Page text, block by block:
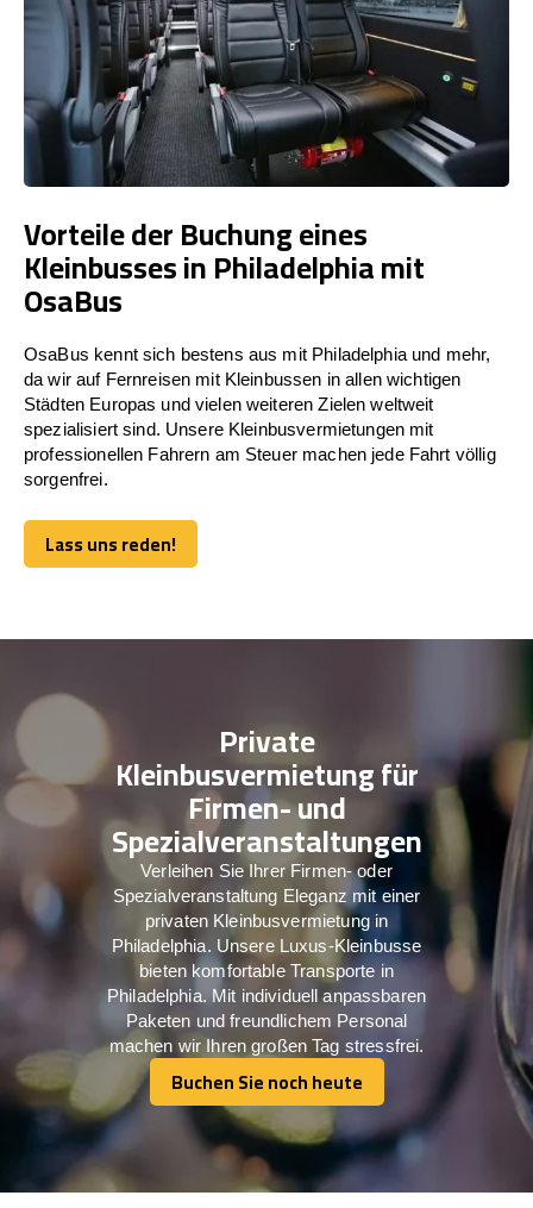
Vorteile der Buchung eines
Kleinbusses in Philadelphia mit
OsaBus
OsaBus kennt sich bestens aus mit Philadelphia und mehr,
da wir auf Fernreisen mit Kleinbussen in allen wichtigen
Städten Europas und vielen weiteren Zielen weltweit
spezialisiert sind. Unsere Kleinbusvermietungen mit
professionellen Fahrern am Steuer machen jede Fahrt völlig
sorgenfrei.
Lass uns reden!
Lass uns reden!
Private
Kleinbusvermietung für
Firmen- und
Spezialveranstaltungen
Verleihen Sie Ihrer Firmen- oder
Spezialveranstaltung Eleganz mit einer
privaten Kleinbusvermietung in
Philadelphia. Unsere Luxus-Kleinbusse
bieten komfortable Transporte in
Philadelphia. Mit individuell anpassbaren
Paketen und freundlichem Personal
machen wir Ihren großen Tag stressfrei.
Buchen Sie noch heute
Buchen Sie noch heute